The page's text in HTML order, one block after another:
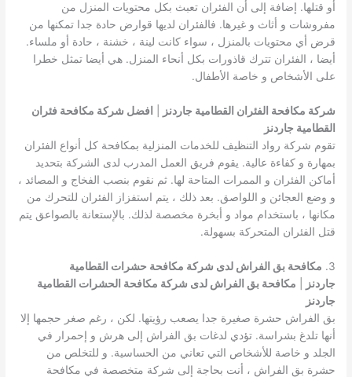
أو قتلها. إضافة إلى أن الفئران تعبث بكل محتويات المنزل من
مفروشات و أثاث و غيرها. فالفئران لديها قوارض حادة جدا تمكنها من
قرض أي محتويات بالمنزل ، سواء كانت لينة ، خشنة ، حادة أو ملساء.
أيضا ، الفئران تترك قاذورات بكل أنحاء المنزل. هي أيضا تمثل خطرا
على الأشخاص و خاصة الأطفال.
شركة مكافحة الفئران القطامية جاردنز
افضل شركة مكافحة فئران
القطامية جاردنز
تقوم شركة رواد التنظيف للخدمات المنزلية بمكافحة كل أنواع الفئران
بمهارة و كفاءة عالية. يقوم فريق العمل المدرب لدى الشركة بتحديد
أماكن الفئران و الممرات المتاحة لها. ثم نقوم بنصب الفخاج و المصائد ،
و وضع العجائن و اللواصق. بعد ذلك ، يتم استفزاز الفئران للتحرك من
مكانها ، باستخدام مواد و أبخرة مخصصة لذلك. بالإستعانة بالصواعق يتم
قتل الفئران المتحركة بسهولة.
3.
مكافحة بق الفراش لدى شركة مكافحة حشرات القطامية
جاردنز
مكافحة بق الفراش لدى شركة مكافحة الحشرات القطامية
جاردنز
بق الفراش حشرة صغيرة جدا يصعب رؤيتها. لكن ، رغم صغر حجمها إلا
أنها تلدغ بشراسة. تؤدي لدغات بق الفراش إلى هرش و إحمرار في
الجلد و خاصة للأشخاص التي تعاني من الحساسية. و للتخلص من
حشرة بق الفراش ، أنت بحاجة إلى شركة متخصصة في مكافحة